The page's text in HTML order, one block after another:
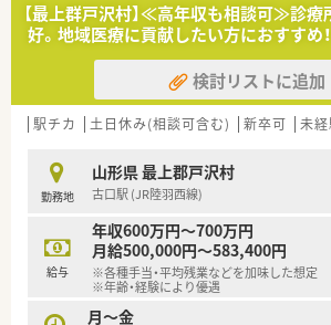
【最上群戸沢村】≪高年収も相談可≫診療
好。地域医療に貢献したい方におすすめ！
検討リストに追加
駅チカ 土日休み(相談可含む) 新卒可 未
勤務地
山形県 最上郡戸沢村
古口駅 (JR陸羽西線)
給与
年収600万円～700万円
月給500,000円～583,400円
※各種手当・平均残業などを加味した想定
※年齢・経験により優遇
月～金